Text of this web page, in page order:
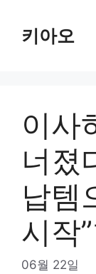
content키아오
이사
너졌
납템
시작
06월 22일